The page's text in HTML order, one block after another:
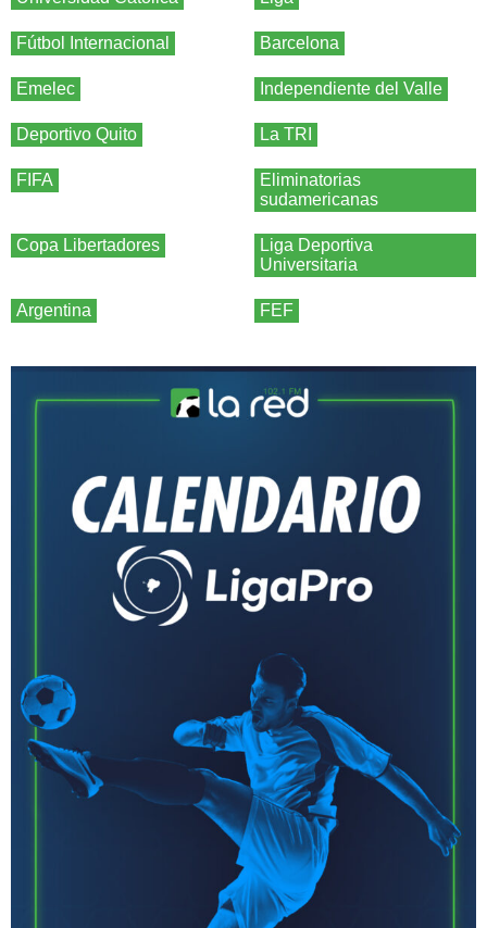
Fútbol Internacional Barcelona
Emelec Independiente del Valle
Deportivo Quito La TRI
FIFA
Eliminatorias
sudamericanas
Copa Libertadores
Liga Deportiva
Universitaria
Argentina FEF